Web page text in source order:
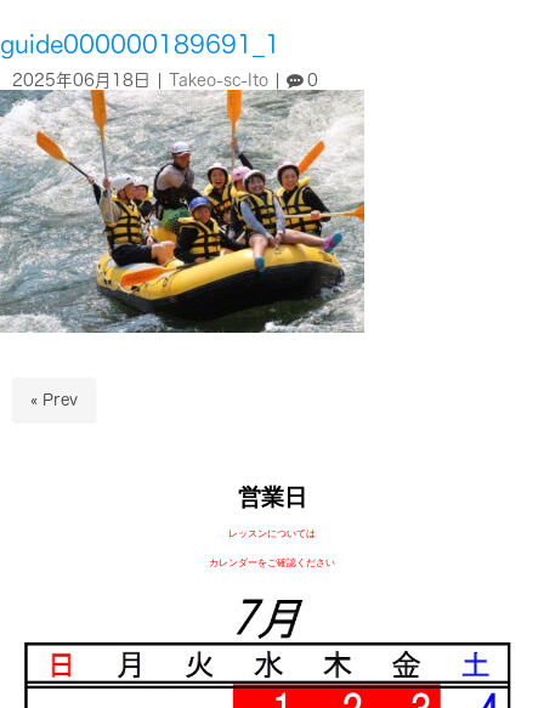
guide000000189691_1
2025年06月18日 | Takeo-sc-Ito | 0
« Prev
営業日
レッスンについては
カレンダーをご確認ください